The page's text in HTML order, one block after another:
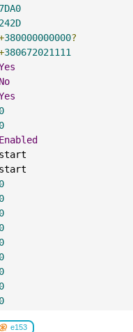
7DA0
242D
380000000000?
380672021111
No
0
0
Enabled
0
0
0
0
0
0
0
0
0
e153